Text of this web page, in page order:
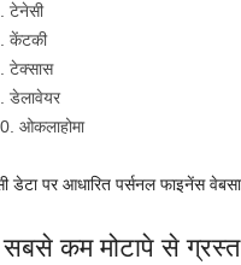
टेनेसी
केंटकी
टेक्सास
डेलावेयर
ओकलाहोमा
डेटा पर आधारित पर्सनल फाइनेंस
कम मोटापे से ग्रस्त